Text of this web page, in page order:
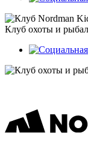
Клуб охоты и